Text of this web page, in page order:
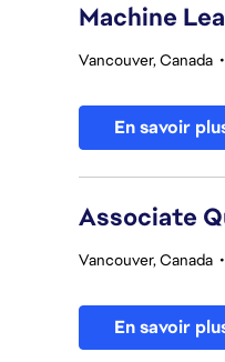
Machine
Vancouver, Canada •
En savoir
Associate
Vancouver, Canada •
En savoir